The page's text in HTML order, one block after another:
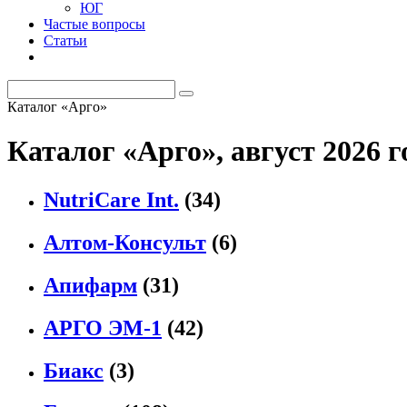
ЮГ
Частые вопросы
Статьи
Каталог «Арго»
Каталог «Арго», август 2026
NutriCare Int. (34)
Алтом-Консульт (6)
Апифарм (31)
АРГО ЭМ-1 (42)
Биакс (3)